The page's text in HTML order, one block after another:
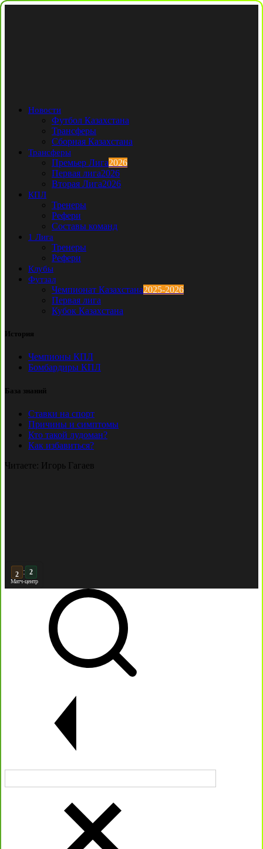
Новости
Футбол Казахстана
Трансферы
Сборная Казахстана
Трансферы
Премьер Лига2026
Первая лига2026
Вторая Лига2026
КПЛ
Тренеры
Рефери
Составы команд
1 Лига
Тренеры
Рефери
Клубы
Футзал
Чемпионат Казахстана2025-2026
Первая лига
Кубок Казахстана
История
Чемпионы КПЛ
Бомбардиры КПЛ
База знаний
Ставки на спорт
Причины и симптомы
Кто такой лудоман?
Как избавиться?
Читаете: Игорь Гагаев
3 : 2
Матч-центр